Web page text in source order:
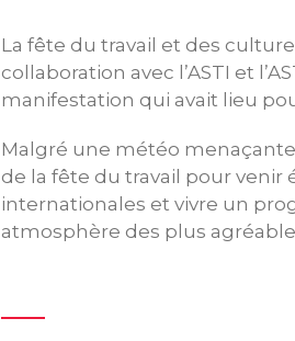
La fête du travail et des
collaboration avec l’ASTI et
manifestation qui avait lieu
Malgré une météo
de la fête du travail pour venir
internationales et vivre un
atmosphère des plus